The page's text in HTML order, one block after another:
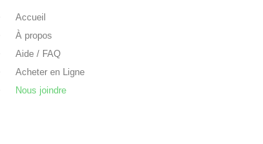
Accueil
À propos
Aide / FAQ
Acheter en Ligne
Nous joindre